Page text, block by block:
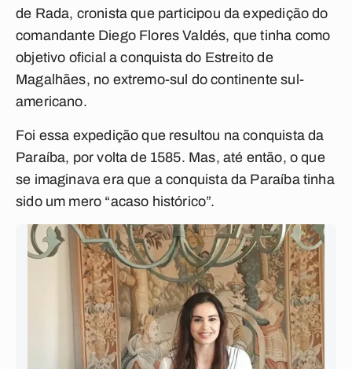
de Rada, cronista que participou da expedição do
comandante Diego Flores Valdés, que tinha como
objetivo oficial a conquista do Estreito de
Magalhães, no extremo-sul do continente sul-
americano.
Foi essa expedição que resultou na conquista da
Paraíba, por volta de 1585. Mas, até então, o que
se imaginava era que a conquista da Paraíba tinha
sido um mero “acaso histórico”.